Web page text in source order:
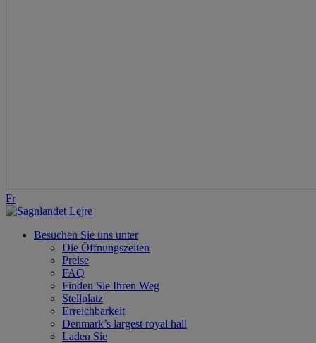
Fr
Besuchen Sie uns unter
Die Öffnungszeiten
Preise
FAQ
Finden Sie Ihren Weg
Stellplatz
Erreichbarkeit
Denmark’s largest royal hall
Laden Sie